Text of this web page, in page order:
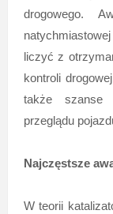
drogowego.
liczyć z
kontroli
także szanse
przeglądu
Najczęstsze
W teorii